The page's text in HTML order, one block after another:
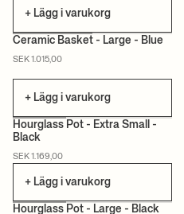
+ Lägg i varukorg
Ceramic Basket - Large - Blue
SEK 1.015,00
+ Lägg i varukorg
Hourglass Pot - Extra Small -
Black
SEK 1.169,00
+ Lägg i varukorg
Hourglass Pot - Large - Black